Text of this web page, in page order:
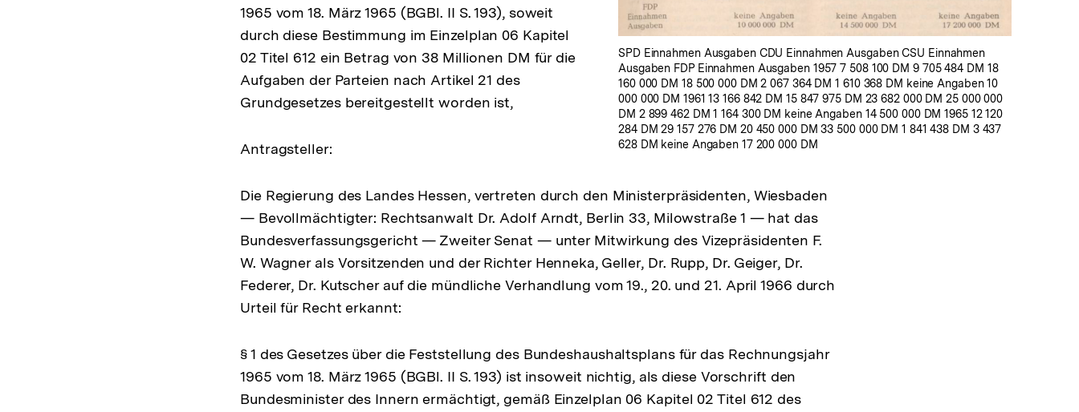
SPD Einnahmen Ausgaben CDU Einnahmen Ausgaben CSU Einnahmen
Ausgaben FDP Einnahmen Ausgaben 1957 7 508 100 DM 9 705 484 DM 18
160 000 DM 18 500 000 DM 2 067 364 DM 1 610 368 DM keine Angaben 10
000 000 DM 1961 13 166 842 DM 15 847 975 DM 23 682 000 DM 25 000 000
DM 2 899 462 DM 1 164 300 DM keine Angaben 14 500 000 DM 1965 12 120
284 DM 29 157 276 DM 20 450 000 DM 33 500 000 DM 1 841 438 DM 3 437
628 DM keine Angaben 17 200 000 DM
1965 vom 18. März 1965 (BGBl. II S. 193), soweit
durch diese Bestimmung im Einzelplan 06 Kapitel
02 Titel 612 ein Betrag von 38 Millionen DM für die
Aufgaben der Parteien nach Artikel 21 des
Grundgesetzes bereitgestellt worden ist,
Antragsteller:
Die Regierung des Landes Hessen, vertreten durch den Ministerpräsidenten, Wiesbaden
— Bevollmächtigter: Rechtsanwalt Dr. Adolf Arndt, Berlin 33, Milowstraße 1 — hat das
Bundesverfassungsgericht — Zweiter Senat — unter Mitwirkung des Vizepräsidenten F.
W. Wagner als Vorsitzenden und der Richter Henneka, Geller, Dr. Rupp, Dr. Geiger, Dr.
Federer, Dr. Kutscher auf die mündliche Verhandlung vom 19., 20. und 21. April 1966 durch
Urteil für Recht erkannt:
§ 1 des Gesetzes über die Feststellung des Bundeshaushaltsplans für das Rechnungsjahr
1965 vom 18. März 1965 (BGBl. II S. 193) ist insoweit nichtig, als diese Vorschrift den
Bundesminister des Innern ermächtigt, gemäß Einzelplan 06 Kapitel 02 Titel 612 des